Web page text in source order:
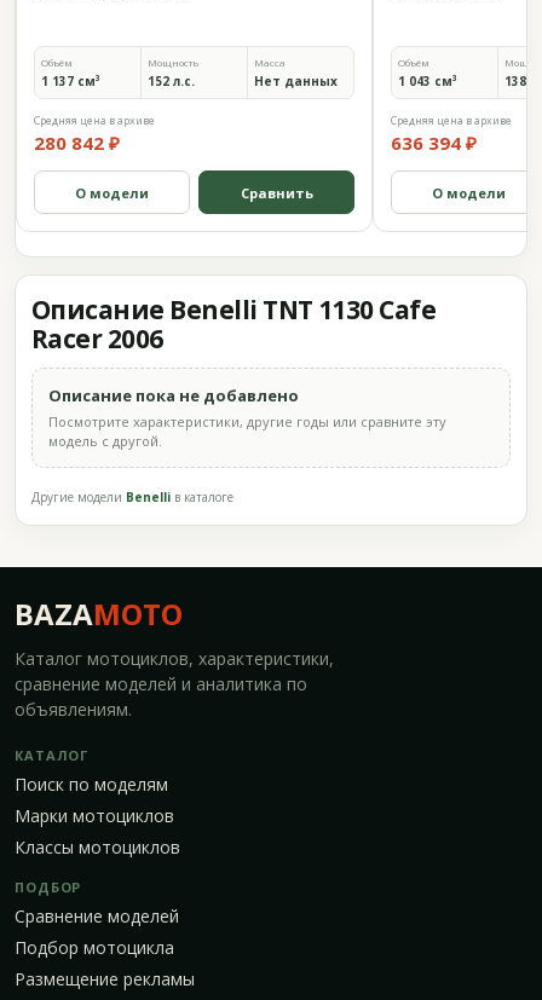
Объём
1 137 см³
Мощность
152 л.с.
Масса
Нет данных
Средняя цена в архиве
280 842 ₽
О модели Сравнить
Объём
1 043 см³ 138
Средняя цена в архиве
636 394 ₽
О модели
Описание Benelli TNT 1130 Cafe
Racer 2006
Описание пока не добавлено
Посмотрите характеристики, другие годы или сравните эту
модель с другой.
Другие модели Benelli в каталоге
BAZAMOTO
Каталог мотоциклов, характеристики,
сравнение моделей и аналитика по
объявлениям.
КАТАЛОГ
Поиск по моделям
Марки мотоциклов
Классы мотоциклов
ПОДБОР
Сравнение моделей
Подбор мотоцикла
Размещение рекламы